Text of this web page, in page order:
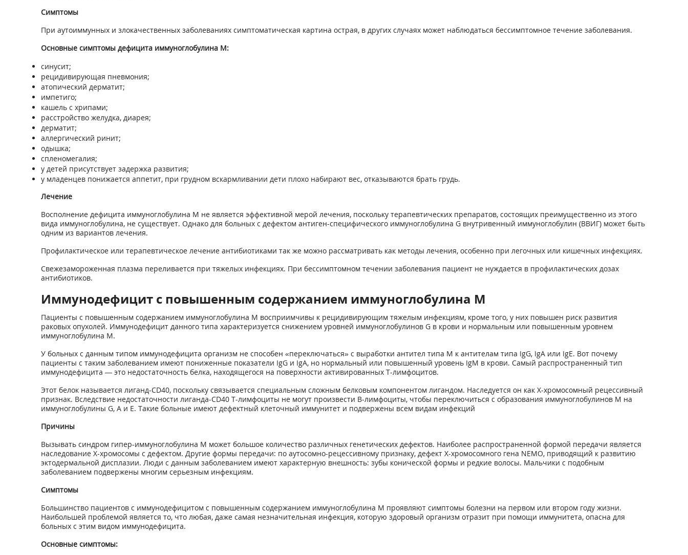
Симптомы
При аутоиммунных и злокачественных заболеваниях симптоматическая картина острая, в других случаях может наблюдаться бессимптомное течение заболевания.
Основные симптомы дефицита иммуноглобулина М:
синусит;
рецидивирующая пневмония;
атопический дерматит;
импетиго;
кашель с хрипами;
расстройство желудка, диарея;
дерматит;
аллергический ринит;
одышка;
спленомегалия;
у детей присутствует задержка развития;
у младенцев понижается аппетит, при грудном вскармливании дети плохо набирают вес, отказываются брать грудь.
Лечение
Восполнение дефицита иммуноглобулина М не является эффективной мерой лечения, поскольку терапевтических препаратов, состоящих преимущественно из этого
вида иммуноглобулина, не существует. Однако для больных с дефектом антиген-специфического иммуноглобулина G внутривенный иммуноглобулин (ВВИГ) может быть
одним из вариантов лечения.
Профилактическое или терапевтическое лечение антибиотиками так же можно рассматривать как методы лечения, особенно при легочных или кишечных инфекциях.
Свежезамороженная плазма переливается при тяжелых инфекциях. При бессимптомном течении заболевания пациент не нуждается в профилактических дозах
антибиотиков.
Иммунодефицит с повышенным содержанием иммуноглобулина M
Пациенты с повышенным содержанием иммуноглобулина М восприимчивы к рецидивирующим тяжелым инфекциям, кроме того, у них повышен риск развития
раковых опухолей. Иммунодефицит данного типа характеризуется снижением уровней иммуноглобулинов G в крови и нормальным или повышенным уровнем
иммуноглобулина М.
У больных с данным типом иммунодефицита организм не способен «переключаться» с выработки антител типа М к антителам типа IgG, IgA или IgE. Вот почему
пациенты с таким заболеванием имеют пониженные показатели IgG и IgA, но нормальный или повышенный уровень IgM в крови. Самый распространенный тип
иммунодефицита — это недостаточность белка, находящегося на поверхности активированных Т-лимфоцитов.
Этот белок называется лиганд-CD40, поскольку связывается специальным сложным белковым компонентом лигандом. Наследуется он как Х-хромосомный рецессивный
признак. Вследствие недостаточности лиганда-CD40 Т-лимфоциты не могут произвести В-лимфоциты, чтобы переключиться с образования иммуноглобулинов М на
иммуноглобулины G, A и E. Такие больные имеют дефектный клеточный иммунитет и подвержены всем видам инфекций
Причины
Вызывать синдром гипер-иммуноглобулина М может большое количество различных генетических дефектов. Наиболее распространенной формой передачи является
наследование Х-хромосомы с дефектом. Другие формы передачи: по аутосомно-рецессивному признаку, дефект Х-хромосомного гена NEMO, приводящий к развитию
эктодермальной дисплазии. Люди с данным заболеванием имеют характерную внешность: зубы конической формы и редкие волосы. Мальчики с подобным
заболеванием подвержены многим серьезным инфекциям.
Симптомы
Большинство пациентов с иммунодефицитом с повышенным содержанием иммуноглобулина М проявляют симптомы болезни на первом или втором году жизни.
Наибольшей проблемой является то, что любая, даже самая незначительная инфекция, которую здоровый организм отразит при помощи иммунитета, опасна для
больных с этим видом иммунодефицита.
Основные симптомы: